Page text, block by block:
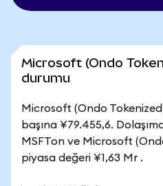
Microsoft (Ondo
durumu
Microsoft (Ondo
başına ¥79.455,6.
MSFTon ve Microsoft
piyasa değeri ¥1,63 Mr .